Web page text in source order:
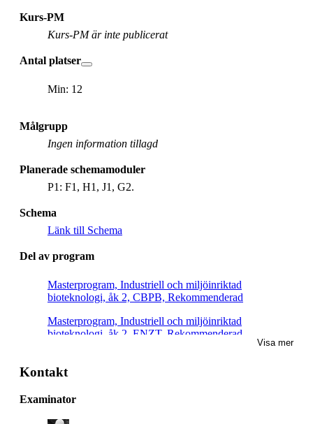
Kurs-PM
Kurs-PM är inte publicerat
Antal platser
Min: 12
Målgrupp
Ingen information tillagd
Planerade schemamoduler
P1: F1, H1, J1, G2.
Schema
Länk till Schema
Del av program
Masterprogram, Industriell och miljöinriktad
bioteknologi, åk 2, CBPB, Rekommenderad
Masterprogram, Industriell och miljöinriktad
bioteknologi, åk 2, ENZT, Rekommenderad
Rekommenderad
Masterprogram, molekylär vetenskap och teknik, åk 1,
Villkorligt valfri
Visa mer
Kontakt
Examinator